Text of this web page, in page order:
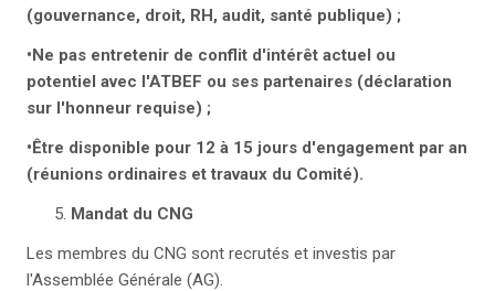
(gouvernance, droit, RH, audit, santé publique) ;
•Ne pas entretenir de conflit d'intérêt actuel ou
potentiel avec l'ATBEF ou ses partenaires (déclaration
sur l'honneur requise) ;
•Être disponible pour 12 à 15 jours d'engagement par an
(réunions ordinaires et travaux du Comité).
Mandat du CNG
Les membres du CNG sont recrutés et investis par
l'Assemblée Générale (AG).